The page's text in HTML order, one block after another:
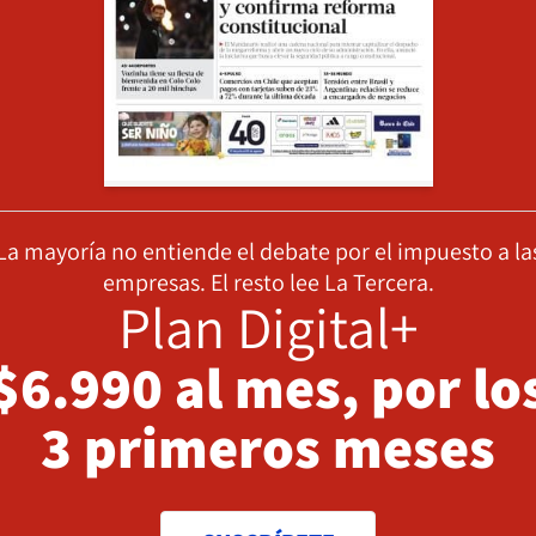
mayoría no entiende el debate por el impuesto a
empresas. El resto lee La Tercera.
Plan Digital+
al mes, por
3 primeros meses